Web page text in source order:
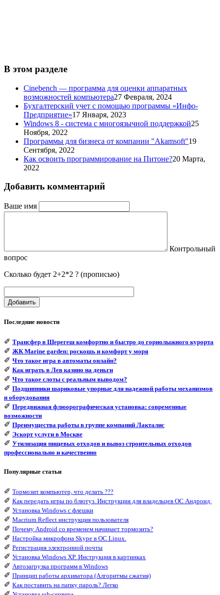
В этом разделе
Cinebench — программа для оценки аппаратных
возможностей компьютера27 Февраля, 2024
Бухгалтерский учет с помощью программы «Инфо-
Предприятие»17 Января, 2023
Windows 8 - система с многоязычной поддержкой25
Ноября, 2022
Программы для бизнеса от компании "Akamsoft"19
Сентября, 2022
Как освоить программирование на Питоне?20 Марта,
2022
Добавить комментарий
Ваше имя
Контрольный
вопрос
Сколько будет 2+2*2 ? (прописью)
Добавить
Последние новости
✐ Трансфер в Шерегеш комфортно и быстро до горнолыжного курорта
✐ ЖК Marine garden: роскошь и комфорт у моря
✐ Что такое игра в автоматы онлайн?
✐ Как играть в Лев казино на деньги
✐ Что такое слоты с реальным выводом?
✐ Подшипники шариковые упорные для надежной работы механизмов
и оборудования
✐ Передвижная флюорографическая установка: современные
возможности
✐ Преимущества работы в группе компаний Лакталис
✐ Эскорт услуги в Москве
✐ Утилизация пищевых отходов и вывоз строительных отходов
профессионально и качественно
Популярные статьи
✐ Тормозит компьютер, что делать ???
✐ Как передать игры по блютуз. Инструкция для владельцев ОС Андроид.
✐ Установка Windows с флешки
✐ Macrium Reflect инструкция пользователя
✐ Почему Android со временем начинает тормозить?
✐ Настройка микрофона Skype в ОС Linux.
✐ Регистрация электронной почты
✐ Установка Windows XP. Инструкция в картинках
✐ Автозагрузка программ в Windows
✐ Принцип работы архиватора (Алгоритмы сжатия)
✐ Как поставить на папку пароль? Легко